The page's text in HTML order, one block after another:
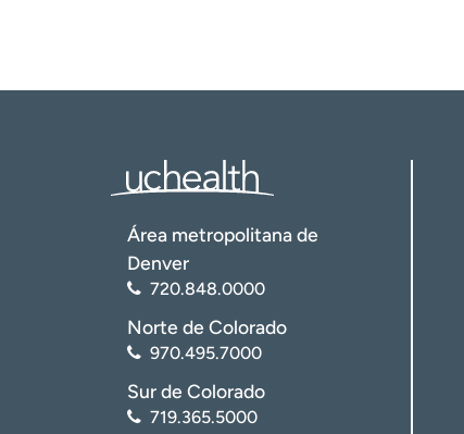
Área metropolitana de
Denver
720.848.0000
Norte de Colorado
970.495.7000
Sur de Colorado
719.365.5000